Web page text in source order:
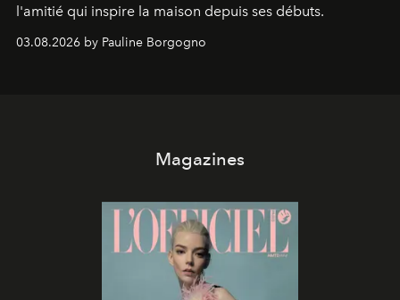
l'amitié qui inspire la maison depuis ses débuts.
03.08.2026 by Pauline Borgogno
Magazines